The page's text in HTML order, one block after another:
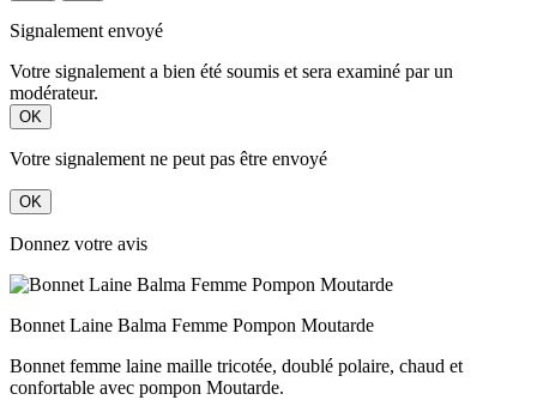
Signalement envoyé
Votre signalement a bien été soumis et sera examiné par un
modérateur.
OK
Votre signalement ne peut pas être envoyé
OK
Donnez votre avis
Bonnet Laine Balma Femme Pompon Moutarde
Bonnet femme laine maille tricotée, doublé polaire, chaud et
confortable avec pompon Moutarde.